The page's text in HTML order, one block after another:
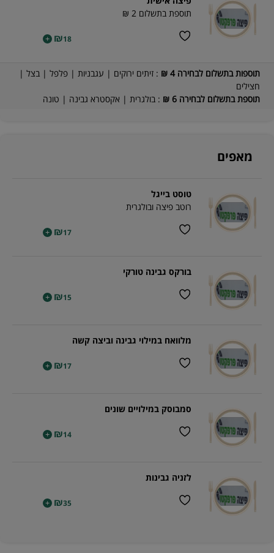
תוספת בתשלום 2 ₪
₪18
+
תוספות בתשלום לבחירה 4 ₪
: זיתים ירוקים | עגבניות | פלפל | בצל |
חצילים
תוספת בתשלום לבחירה 6 ₪
: בולגרית | אקסטרא גבינה | טונה
מאפים
טוסט בייגל
רוטב פיצה ובולגרית
₪17
+
בורקס גבינה טורקי
₪15
+
מלוואח במילוי גבינה וביצה קשה
₪17
+
סמבוסק במילויים שונים
₪14
+
לזניה גבינות
₪35
+